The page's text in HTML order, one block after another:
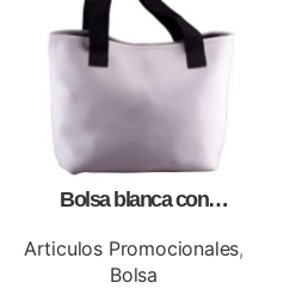
Bolsa blanca con
promocionales
Articulos Promocionales,
Bolsa